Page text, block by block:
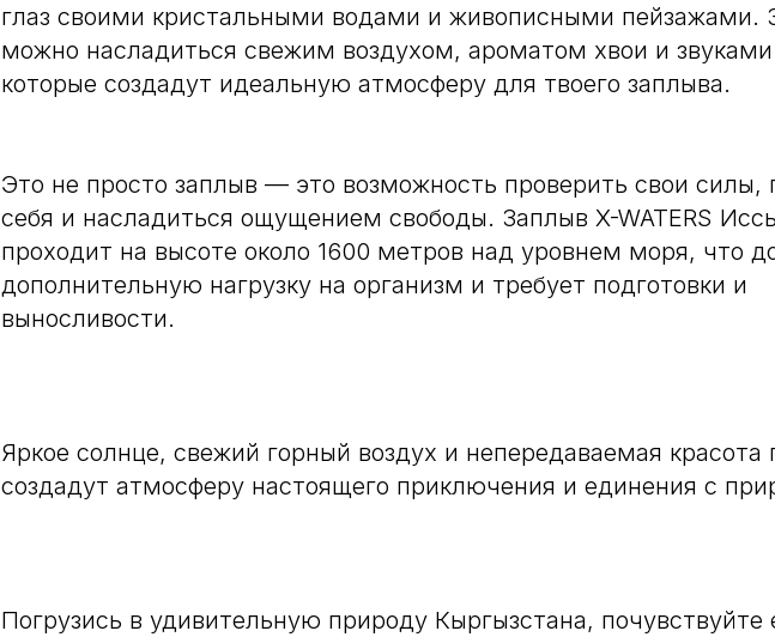
глаз своими кристальными водами и живописными пейзажами.
можно насладиться свежим воздухом, ароматом хвои и
которые создадут идеальную атмосферу для твоего заплыва.
Это не просто заплыв — это возможность проверить свои силы,
себя и насладиться ощущением свободы. Заплыв X-WATERS
проходит на высоте около 1600 метров над уровнем моря, что
дополнительную нагрузку на организм и требует подготовки и
выносливости.
Яркое солнце, свежий горный воздух и непередаваемая красота
создадут атмосферу настоящего приключения и единения с
Погрузись в удивительную природу Кыргызстана,